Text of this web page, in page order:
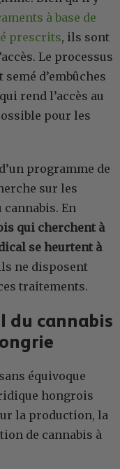
à base de
prescrits, ils sont
Le processus
d’embûches
rend l’accès au
pour les
programme de
sur les
En
qui cherchent à
se heurtent à
ne disposent
traitements.
du cannabis
équivoque
hongrois
la production, la
de cannabis à